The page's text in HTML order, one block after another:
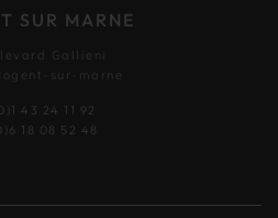
SUR MARNE
Gallieni
sur-marne
43 24 11 92
18 08 52 48